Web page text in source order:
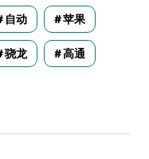
自动 苹果
骁龙 高通